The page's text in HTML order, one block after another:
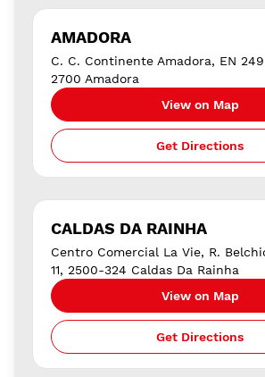
AMADORA
C. C. Continente Amadora, EN
2700 Amadora
View on Map
Get Directions
CALDAS DA RAINHA
Centro Comercial La Vie, R.
11, 2500-324 Caldas Da Rainha
View on Map
Get Directions